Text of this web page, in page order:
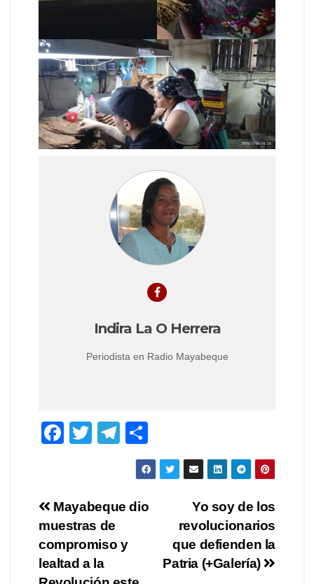
Indira La O Herrera
Periodista en Radio Mayabeque
F
e
b
o
o
T
er
T
el
gr
m
h
ar
e
Post
navigation
Yo soy de los
revolucionarios
que defienden la
Patria (+Galería)
Mayabeque dio
muestras de
compromiso y
lealtad a la